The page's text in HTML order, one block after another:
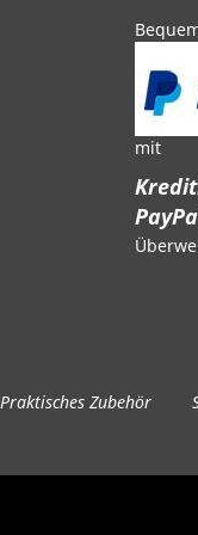
mit
Praktisches Zubehör